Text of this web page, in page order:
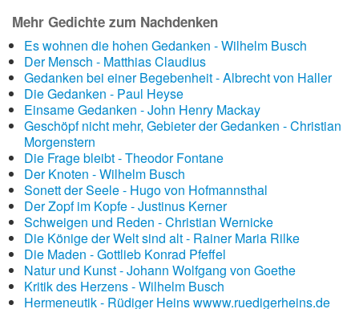
Mehr Gedichte zum Nachdenken
Es wohnen die hohen Gedanken - Wilhelm Busch
Der Mensch - Matthias Claudius
Gedanken bei einer Begebenheit - Albrecht von Haller
Die Gedanken - Paul Heyse
Einsame Gedanken - John Henry Mackay
Geschöpf nicht mehr, Gebieter der Gedanken - Christian
Morgenstern
Die Frage bleibt - Theodor Fontane
Der Knoten - Wilhelm Busch
Sonett der Seele - Hugo von Hofmannsthal
Der Zopf im Kopfe - Justinus Kerner
Schweigen und Reden - Christian Wernicke
Die Könige der Welt sind alt - Rainer Maria Rilke
Die Maden - Gottlieb Konrad Pfeffel
Natur und Kunst - Johann Wolfgang von Goethe
Kritik des Herzens - Wilhelm Busch
Hermeneutik - Rüdiger Heins wwww.ruedigerheins.de